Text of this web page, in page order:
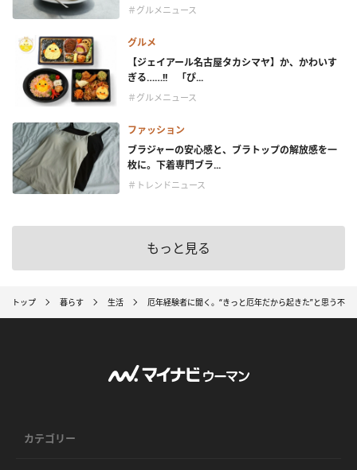
＃グルメニュース
グルメ
【ジェイアール名古屋タカシマヤ】か、かわいす
ぎる……!! 「ぴ...
＃グルメニュース
ファッション
ブラジャーの安心感と、ブラトップの解放感を一
枚に。下着専門ブラ...
＃トレンドニュース
もっと見る
トップ 暮らす 生活 厄年経験者に聞く。“きっと厄年だから起きた”と思う不幸
カテゴリー